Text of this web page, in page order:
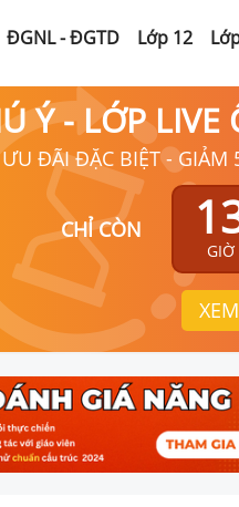
ĐGNL - ĐGTD Lớp 12
Ý - LỚP
ƯU ĐÃI ĐẶC BIỆT - GIẢM
CHỈ CÒN
GIỜ